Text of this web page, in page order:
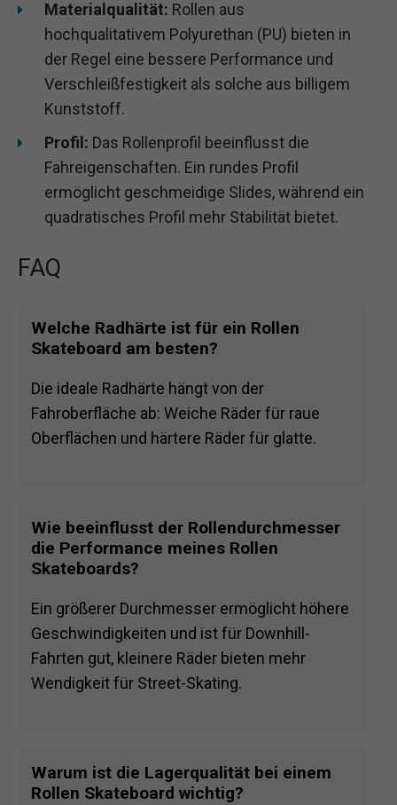
Materialqualität: Rollen aus
hochqualitativem Polyurethan (PU) bieten in
der Regel eine bessere Performance und
Verschleißfestigkeit als solche aus billigem
Kunststoff.
Profil: Das Rollenprofil beeinflusst die
Fahreigenschaften. Ein rundes Profil
ermöglicht geschmeidige Slides, während ein
quadratisches Profil mehr Stabilität bietet.
FAQ
Welche Radhärte ist für ein Rollen
Skateboard am besten?
Die ideale Radhärte hängt von der
Fahroberfläche ab: Weiche Räder für raue
Oberflächen und härtere Räder für glatte.
Wie beeinflusst der Rollendurchmesser
die Performance meines Rollen
Skateboards?
Ein größerer Durchmesser ermöglicht höhere
Geschwindigkeiten und ist für Downhill-
Fahrten gut, kleinere Räder bieten mehr
Wendigkeit für Street-Skating.
Warum ist die Lagerqualität bei einem
Rollen Skateboard wichtig?